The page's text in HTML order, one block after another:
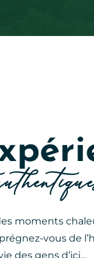
moments
vous de
des gens d’ici…